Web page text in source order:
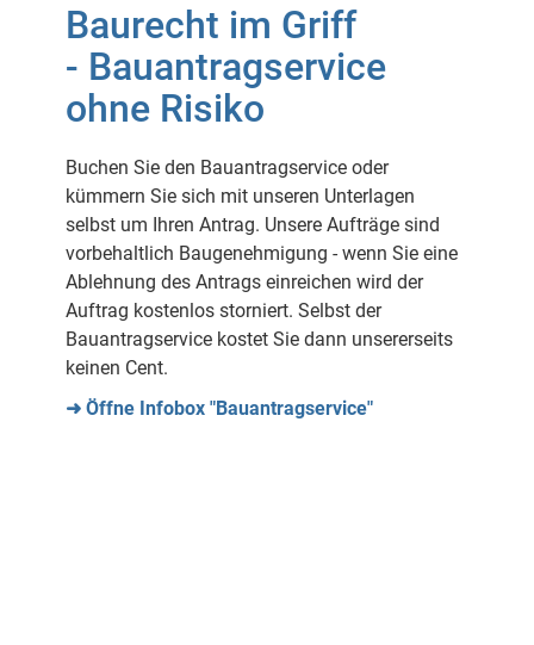
Baurecht im Griff
- Bauantragservice
ohne Risiko
Buchen Sie den Bauantragservice oder
kümmern Sie sich mit unseren Unterlagen
selbst um Ihren Antrag. Unsere Aufträge sind
vorbehaltlich Baugenehmigung - wenn Sie eine
Ablehnung des Antrags einreichen wird der
Auftrag kostenlos storniert. Selbst der
Bauantragservice kostet Sie dann unsererseits
keinen Cent.
➜ Öffne Infobox "Bauantragservice"